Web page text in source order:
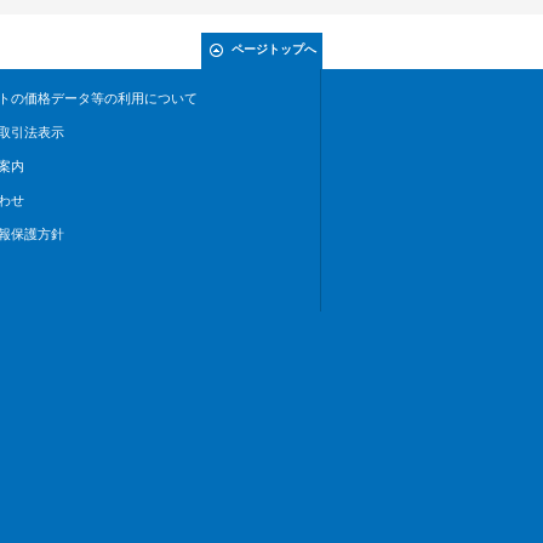
ページトップへ
の価格データ等の利用について
引法表示
内
せ
保護方針